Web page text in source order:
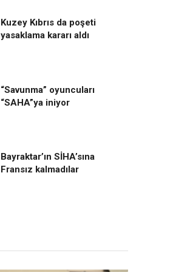
Kuzey Kıbrıs da poşeti
yasaklama kararı aldı
“Savunma” oyuncuları
“SAHA”ya iniyor
Bayraktar’ın SİHA’sına
Fransız kalmadılar